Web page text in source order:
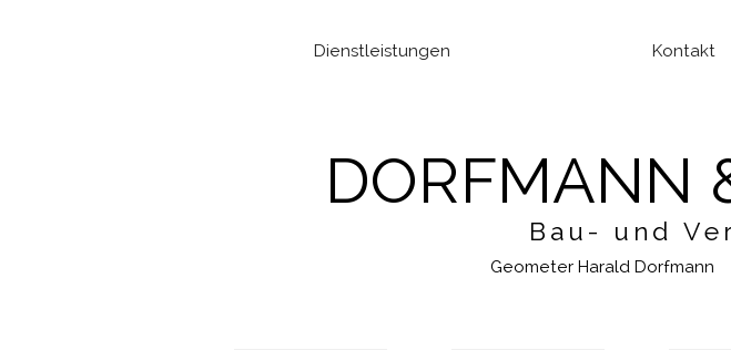
Dienstleistungen Kontakt
DORFMANN
Bau- und
Geometer Harald Dorfmann